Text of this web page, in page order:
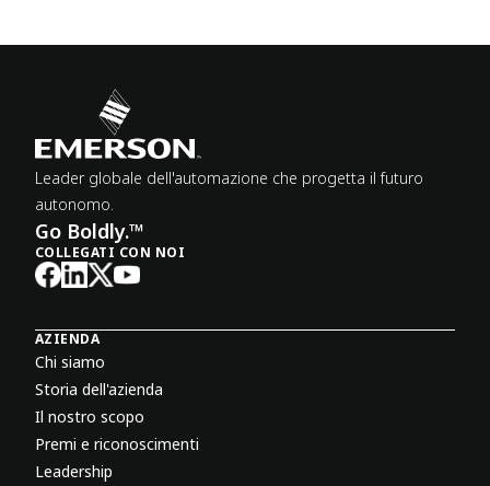
Leader globale dell'automazione che progetta il futuro
autonomo.
Go Boldly.™
COLLEGATI CON NOI
AZIENDA
Chi siamo
Storia dell'azienda
Il nostro scopo
Premi e riconoscimenti
Leadership